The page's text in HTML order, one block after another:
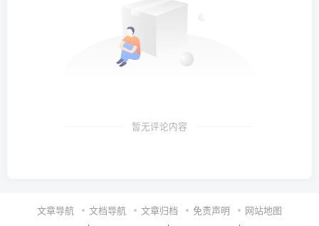
暂无评论内容
文章导航 文档导航 文章归档 免责声明 网站地图